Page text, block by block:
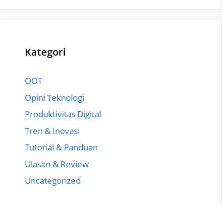
Kategori
OOT
Opini Teknologi
Produktivitas Digital
Tren & Inovasi
Tutorial & Panduan
Ulasan & Review
Uncategorized